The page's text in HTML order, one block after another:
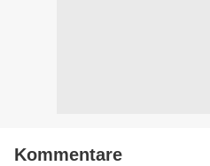
Kommentare